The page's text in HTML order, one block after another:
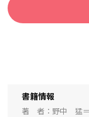
書籍情報
著 者
野中 猛